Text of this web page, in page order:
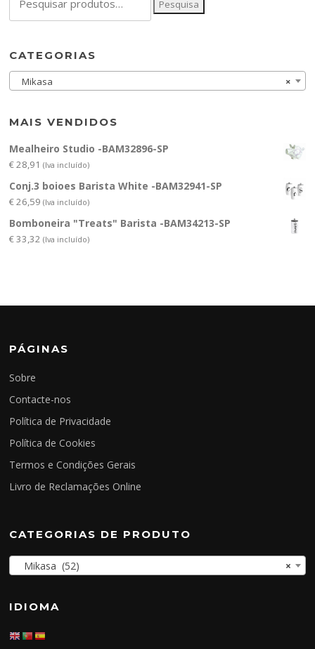
por:
Pesquisa
CATEGORIAS
×
Mikasa
MAIS VENDIDOS
Mealheiro Studio -BAM32896-SP
€28,91 (Iva incluído)
Conj.3 boioes Barista White -BAM32941-SP
€26,59 (Iva incluído)
Bomboneira "Treats" Barista -BAM34213-SP
€33,32 (Iva incluído)
PÁGINAS
Sobre
Contacte-nos
Política de Privacidade
Política de Cookies
Termos e Condições Gerais
Livro de Reclamações Online
CATEGORIAS DE PRODUTO
×
Mikasa (52)
IDIOMA